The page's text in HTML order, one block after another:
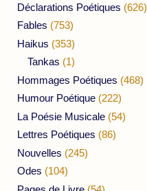
Déclarations Poétiques (626)
Fables (753)
Haikus (353)
Tankas (1)
Hommages Poétiques (468)
Humour Poétique (222)
La Poésie Musicale (54)
Lettres Poétiques (86)
Nouvelles (245)
Odes (104)